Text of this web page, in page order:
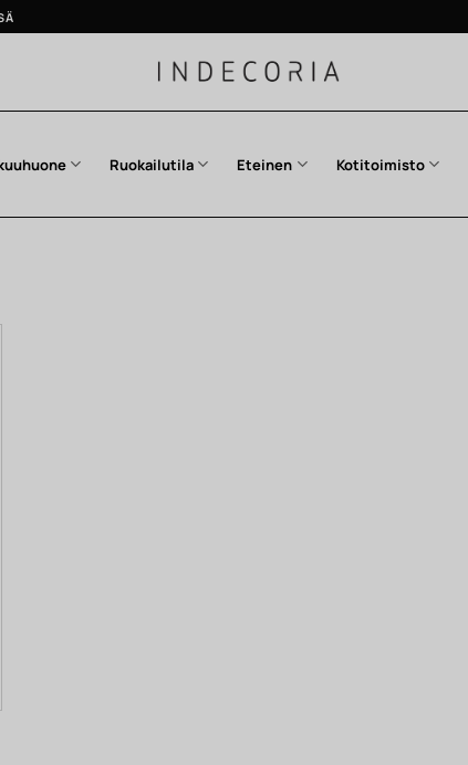
Ruokailutila Eteinen Kotitoimisto